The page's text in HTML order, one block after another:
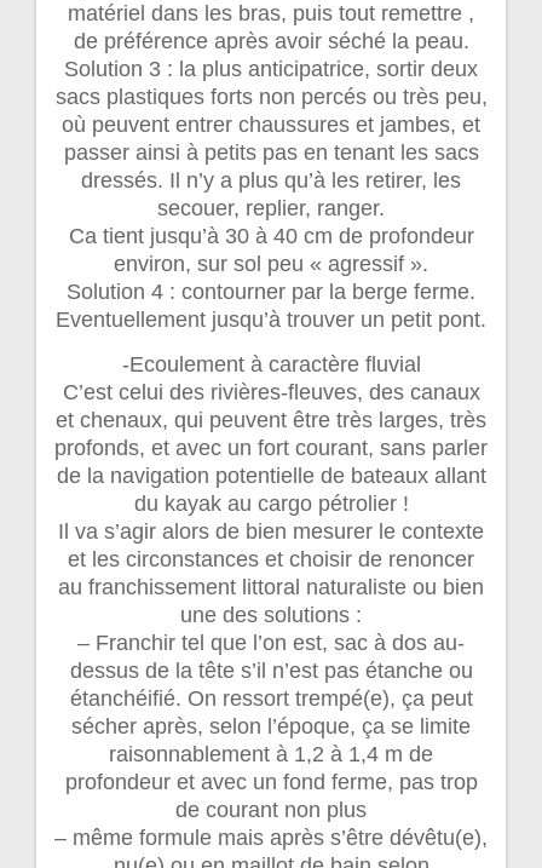
matériel dans les bras, puis tout remettre ,
de préférence après avoir séché la peau.
Solution 3 : la plus anticipatrice, sortir deux
sacs plastiques forts non percés ou très peu,
où peuvent entrer chaussures et jambes, et
passer ainsi à petits pas en tenant les sacs
dressés. Il n’y a plus qu’à les retirer, les
secouer, replier, ranger.
Ca tient jusqu’à 30 à 40 cm de profondeur
environ, sur sol peu « agressif ».
Solution 4 : contourner par la berge ferme.
Eventuellement jusqu’à trouver un petit pont.
-Ecoulement à caractère fluvial
C’est celui des rivières-fleuves, des canaux
et chenaux, qui peuvent être très larges, très
profonds, et avec un fort courant, sans parler
de la navigation potentielle de bateaux allant
du kayak au cargo pétrolier !
Il va s’agir alors de bien mesurer le contexte
et les circonstances et choisir de renoncer
au franchissement littoral naturaliste ou bien
une des solutions :
– Franchir tel que l’on est, sac à dos au-
dessus de la tête s’il n’est pas étanche ou
étanchéifié. On ressort trempé(e), ça peut
sécher après, selon l’époque, ça se limite
raisonnablement à 1,2 à 1,4 m de
profondeur et avec un fond ferme, pas trop
de courant non plus
– même formule mais après s’être dévêtu(e),